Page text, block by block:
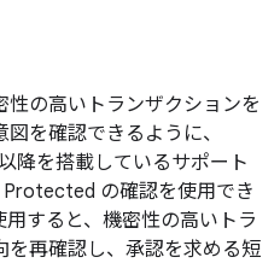
の高いトランザクションを
を確認できるように、
降を搭載しているサポート
の確認を使用でき
すると、機密性の高いトラ
を再確認し、承認を求める短